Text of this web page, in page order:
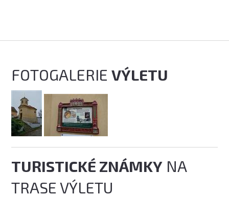
FOTOGALERIEVÝLETU
TURISTICKÉ ZNÁMKY NA
TRASE VÝLETU